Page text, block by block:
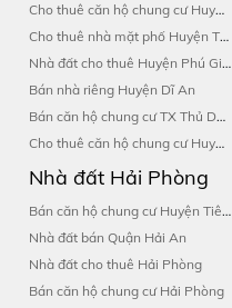
Cho thuê căn hộ chung cư Huyện Dĩ An
Cho thuê nhà mặt phố Huyện Thuận An
Nhà đất cho thuê Huyện Phú Giáo
Bán nhà riêng Huyện Dĩ An
Bán căn hộ chung cư TX Thủ Dầu Một
Cho thuê căn hộ chung cư Huyện Bến Cát
Nhà đất Hải Phòng
Bán căn hộ chung cư Huyện Tiên Lãng
Nhà đất bán Quận Hải An
Nhà đất cho thuê Hải Phòng
Bán căn hộ chung cư Hải Phòng